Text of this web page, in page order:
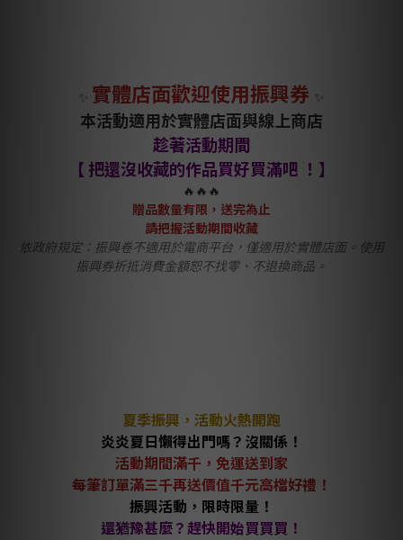
✨ 實體店面歡迎使用振興券 ✨
本活動適用於實體店面與線上商店
趁著活動期間
【 把還沒收藏的作品買好買滿吧 ！】
🔥🔥🔥
贈品數量有限，送完為止
請把握活動期間收藏
依政府規定：振興卷不適用於電商平台，僅適用於實體店面。使用
振興券折抵消費金額恕不找零、不退換商品。
夏季振興，活動火熱開跑
炎炎夏日懶得出門嗎？沒關係！
活動期間滿千，免運送到家
每筆訂單滿三千再送價值千元高檔好禮！
振興活動，限時限量！
還猶豫甚麼？趕快開始買買買！